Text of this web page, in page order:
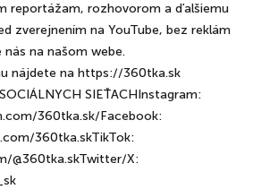
reportážam, rozhovorom a ďalšiemu
zverejnením na YouTube, bez reklám
na našom webe.
nájdete na https://360tka.sk
SIEŤACHInstagram:
360tka.sk/Facebook:
360tka.skTikTok:
@360tka.skTwitter/X: